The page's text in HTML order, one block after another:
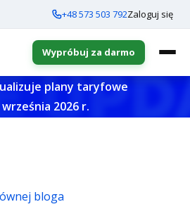
+48 573 503 792Zaloguj się
Wypróbuj za darmo
plany taryfowe
2026 r.
bloga